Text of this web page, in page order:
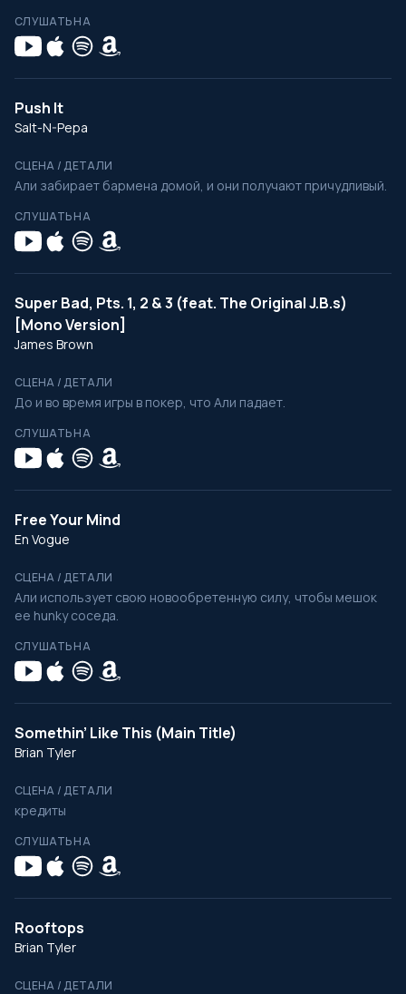
СЛУШАТЬ НА
Push It
Salt-N-Pepa
СЦЕНА / ДЕТАЛИ
Али забирает бармена домой, и они получают причудливый.
СЛУШАТЬ НА
Super Bad, Pts. 1, 2 & 3 (feat. The Original J.B.s)
[Mono Version]
James Brown
СЦЕНА / ДЕТАЛИ
До и во время игры в покер, что Али падает.
СЛУШАТЬ НА
Free Your Mind
En Vogue
СЦЕНА / ДЕТАЛИ
Али использует свою новообретенную силу, чтобы мешок
ее hunky соседа.
СЛУШАТЬ НА
Somethin’ Like This (Main Title)
Brian Tyler
СЦЕНА / ДЕТАЛИ
кредиты
СЛУШАТЬ НА
Rooftops
Brian Tyler
СЦЕНА / ДЕТАЛИ